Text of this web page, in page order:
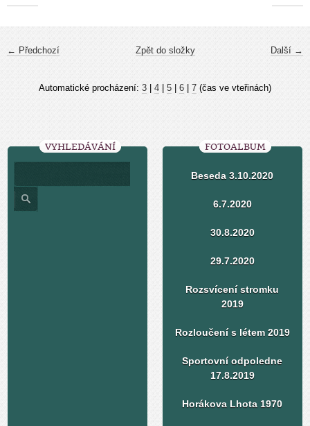
← Předchozí Další →
Zpět do složky
Automatické procházení: 3 4 5 6 7 (čas ve vteřinách)
VYHLEDÁVÁNÍ FOTOALBUM
Beseda 3.10.2020
6.7.2020
30.8.2020
29.7.2020
Rozsvícení stromku
2019
Rozloučení s létem 2019
Sportovní odpoledne
17.8.2019
Horákova Lhota 1970